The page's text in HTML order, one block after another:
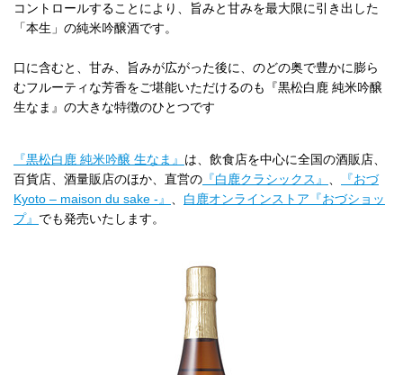
コントロールすることにより、旨みと甘みを最大限に引き出した
「本生」の純米吟醸酒です。
口に含むと、甘み、旨みが広がった後に、のどの奥で豊かに膨ら
むフルーティな芳香をご堪能いただけるのも『黒松白鹿 純米吟醸
生なま』の大きな特徴のひとつです
『黒松白鹿 純米吟醸 生なま』 は、飲食店を中心に全国の酒販店、
百貨店、酒量販店のほか、直営の 『白鹿クラシックス』 『おづ
Kyoto – maison du sake -』
白鹿オンラインストア『おづショッ
プ』 でも発売いたします。